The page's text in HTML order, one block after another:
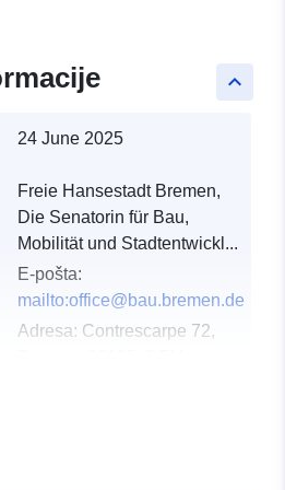
keyboard_arrow_up
24 June 2025
Freie Hansestadt Bremen,
Die Senatorin für Bau,
Mobilität und Stadtentwickl...
E-pošta:
mailto:office@bau.bremen.de
Adresa: Contrescarpe 72,